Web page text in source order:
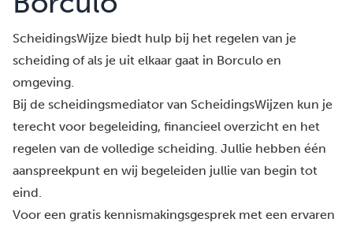
ScheidingsWijze biedt hulp bij het regelen van je
scheiding of als je uit elkaar gaat in Borculo en
omgeving.
Bij de scheidingsmediator van ScheidingsWijzen kun je
terecht voor begeleiding, financieel overzicht en het
regelen van de volledige scheiding. Jullie hebben één
aanspreekpunt en wij begeleiden jullie van begin tot
eind.
Voor een gratis kennismakingsgesprek met een ervaren